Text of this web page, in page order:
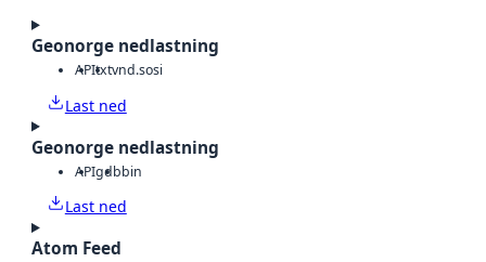
Geonorge nedlastning
APItxtvnd.sosi
Last ned
Geonorge nedlastning
APIgdbbin
Last ned
Atom Feed